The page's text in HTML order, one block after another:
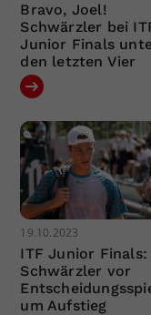
Bravo, Joel!
Schwärzler bei
Junior Finals
den letzten Vier
19.10.2023
ITF Junior Finals:
Schwärzler vor
um Aufstieg